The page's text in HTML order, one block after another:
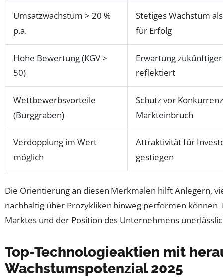
Umsatzwachstum > 20 %
p.a.
Stetiges Wachstum
für Erfolg
Hohe Bewertung (KGV >
50)
Erwartung
reflektiert
Wettbewerbsvorteile
(Burggraben)
Schutz vor
Markteinbruch
Verdopplung im Wert
möglich
Attraktivität für
gestiegen
Die Orientierung an diesen Merkmalen hilft Anlegern,
nachhaltig über Prozykliken hinweg performen
Marktes und der Position des Unternehmens
Top-Technologieaktien mit
Wachstumspotenzial 2025